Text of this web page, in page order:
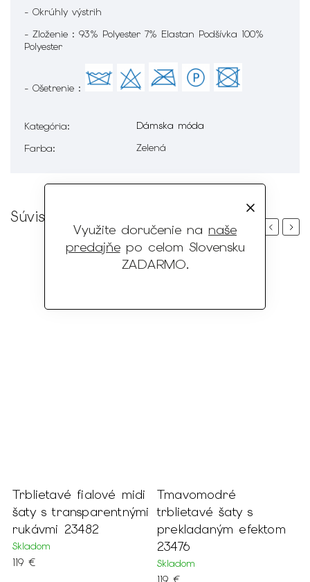
Využite doručenie na naše
predajňepo celom Slovensku
ZADARMO.
- Okrúhly výstrih
- Zloženie : 93% Polyester 7% Elastan Podšívka 100%
Polyester
- Ošetrenie :
Kategória:
Dámska móda
Farba: Zelená
Súvisiaci tovar
Previous
Trblietavé fialové midi
šaty s transparentnými
rukávmi 23482
Skladom
119 €
Tmavomodré
trblietavé šaty s
prekladaným efektom
23476
Skladom
Next